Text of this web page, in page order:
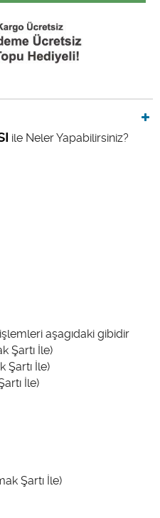
ile Neler Yapabilirsiniz?
aşagıdaki gibidir
Şartı İle)
Şartı İle)
İle)
Şartı İle)